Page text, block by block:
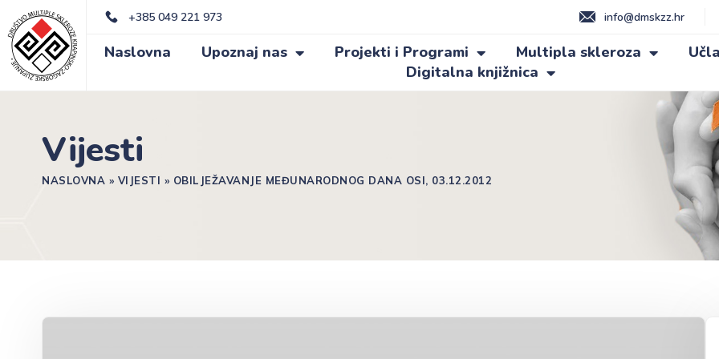
+385 049 221 973 info@dmskzz.hr
Naslovna Upoznaj nas Projekti i Programi Multipla skleroza
Digitalna knjižnica
Vijesti
NASLOVNA » VIJESTI » OBILJEŽAVANJE MEĐUNARODNOG DANA OSI, 03.12.2012